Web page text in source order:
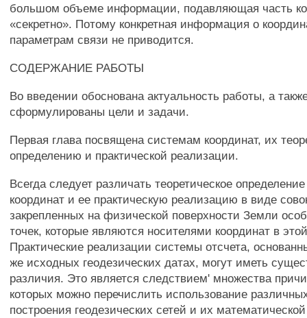
большом объеме информации, подавляющая часть
«секретно». Потому конкретная информация о
параметрам связи не приводится.
СОДЕРЖАНИЕ РАБОТЫ
Во введении обоснована актуальность работы, а
сформулированы цели и задачи.
Первая глава посвящена системам координат, их
определению и практической реализации.
Всегда следует различать теоретическое
координат и ее практическую реализацию в виде
закрепленных на физической поверхности Земли
точек, которые являются носителями координат в
Практические реализации системы отсчета,
же исходных геодезических датах, могут иметь
различия. Это является следствием' множества
которых можно перечислить использование
построения геодезических сетей и их